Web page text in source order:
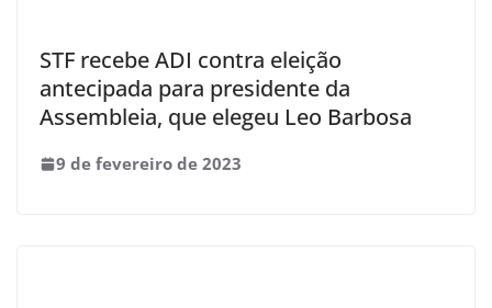
STF recebe ADI contra eleição
antecipada para presidente da
Assembleia, que elegeu Leo Barbosa
9 de fevereiro de 2023